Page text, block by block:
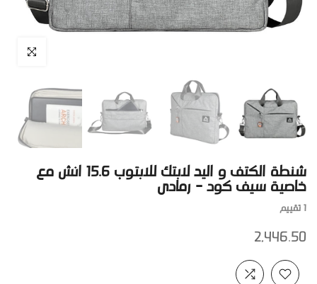
اضغط
شنطة الكتف و اليد لابتك للابتوب 15.6 انش مع
خاصية سيف كود - رمادى
1 تقييم
2,446.50